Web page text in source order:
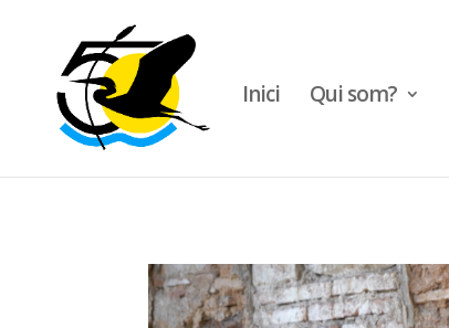
Inici Qui som?